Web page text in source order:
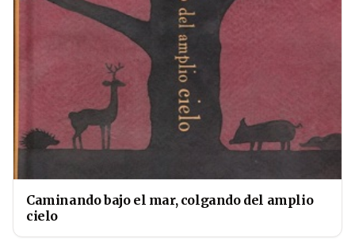
Caminando bajo el mar, colgando del amplio
cielo